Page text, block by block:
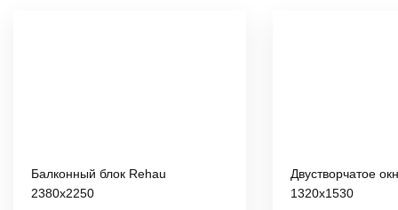
Балконный блок Rehau
2380х2250
Двустворчатое
1320х1530